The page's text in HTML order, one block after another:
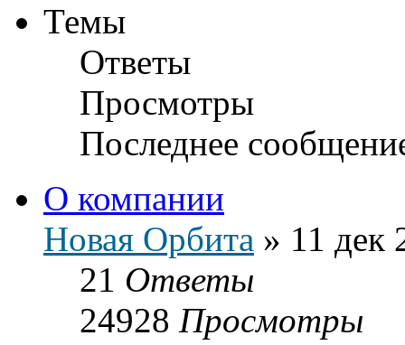
Темы
Ответы
Просмотры
Последнее
О компании
Новая Орбита » 11 дек
21 Ответы
24928 Просмотры